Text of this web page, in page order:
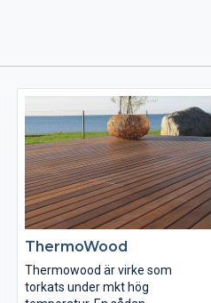
ThermoWood
Thermowood är virke som
torkats under mkt hög